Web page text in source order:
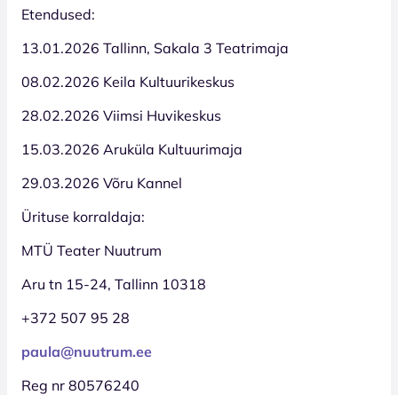
Etendused:
13.01.2026 Tallinn, Sakala 3 Teatrimaja
08.02.2026 Keila Kultuurikeskus
28.02.2026 Viimsi Huvikeskus
15.03.2026 Aruküla Kultuurimaja
29.03.2026 Võru Kannel
Ürituse korraldaja:
MTÜ Teater Nuutrum
Aru tn 15-24, Tallinn 10318
+372 507 95 28
paula@nuutrum.ee
Reg nr 80576240